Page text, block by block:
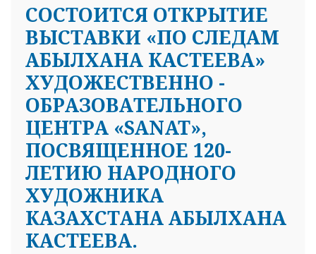
СОСТОИТСЯ ОТКРЫТИЕ
ВЫСТАВКИ «ПО СЛЕДАМ
АБЫЛХАНА КАСТЕЕВА»
ХУДОЖЕСТВЕННО -
ОБРАЗОВАТЕЛЬНОГО
ЦЕНТРА «SANAT»,
ПОСВЯЩЕННОЕ 120-
ЛЕТИЮ НАРОДНОГО
ХУДОЖНИКА
КАЗАХСТАНА АБЫЛХАНА
КАСТЕЕВА.